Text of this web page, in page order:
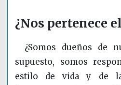
¿Nos pertenece
¿Somos dueños de
supuesto, somos
estilo de vida y de